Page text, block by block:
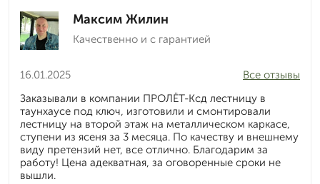
Максим Жилин
Качественно и с гарантией
16.01.2025
Все отзывы
Заказывали в компании ПРОЛЁТ-Ксд лестницу в
таунхаусе под ключ, изготовили и смонтировали
лестницу на второй этаж на металлическом каркасе,
ступени из ясеня за 3 месяца. По качеству и внешнему
виду претензий нет, все отлично. Благодарим за
работу! Цена адекватная, за оговоренные сроки не
вышли.